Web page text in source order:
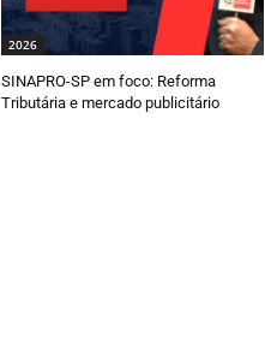
2026
SINAPRO-SP em foco: Reforma
Tributária e mercado publicitário